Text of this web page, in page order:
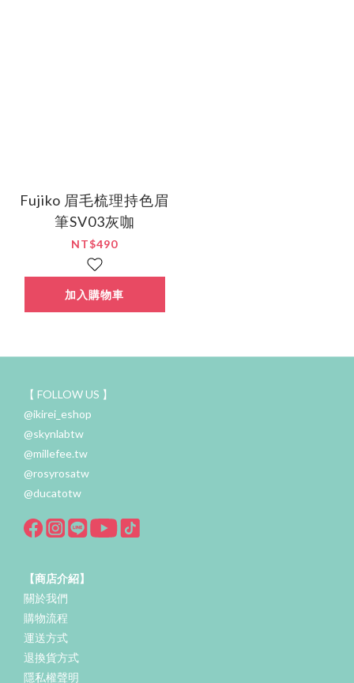
Fujiko 眉毛梳理持色眉
筆SV03灰咖
NT$490
加入購物車
【 FOLLOW US 】
@ikirei_eshop
@skynlabtw
@millefee.tw
@rosyrosatw
@ducatotw
【商店介紹】
關於我們
購物流程
運送方式
退換貨方式
隱私權聲明